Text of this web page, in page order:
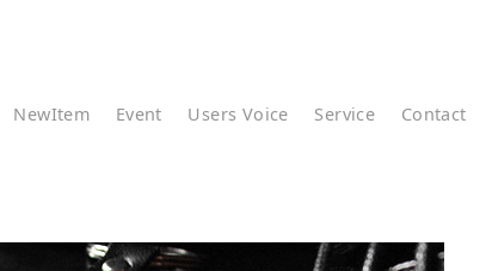
NewItem Event Users Voice Service Contact